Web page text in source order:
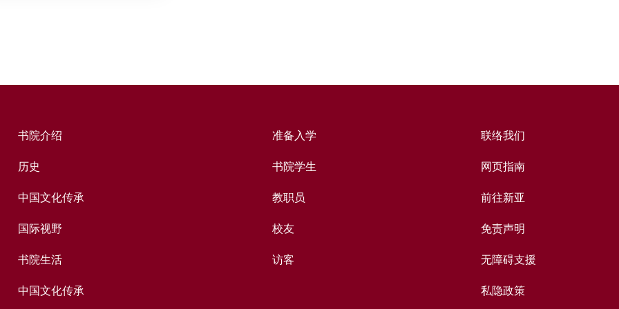
书院介绍
历史
中国文化传承
国际视野
书院生活
中国文化传承
准备入学
书院学生
教职员
校友
访客
联络我们
网页指南
前往新亚
免责声明
无障碍支援
私隐政策